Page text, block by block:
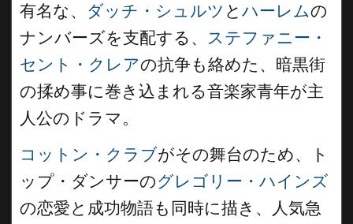
有名な、 ダッチ・シュルツ と ハーレムの
ナンバーズを支配する、
ステファニー・
セント・クレアの抗争も絡めた、暗黒街
の揉め事に巻き込まれる音楽家青年が主
人公のドラマ。
コットン・クラブがその舞台のため、ト
ップ・ダンサーのグレゴリー・ハインズ
の恋愛と成功物語も同時に描き、人気急